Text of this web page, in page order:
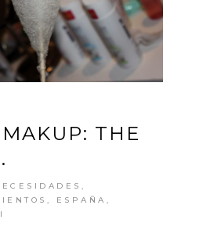
THE
,
, ESPAÑA ,